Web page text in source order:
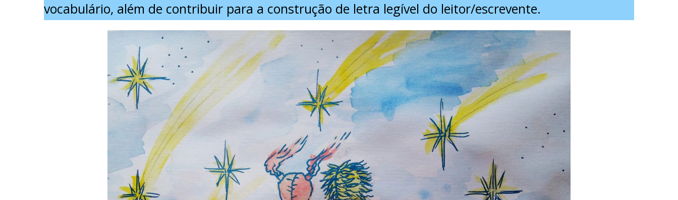
vocabulário, além de contribuir para a construção de letra legível do leitor/escrevente.